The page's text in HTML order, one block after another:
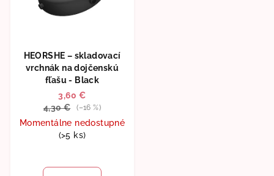
HEORSHE – skladovací
vrchnák na dojčenskú
fľašu - Black
3,60 €
4,30 €
(–16 %)
Momentálne nedostupné
(>5 ks)